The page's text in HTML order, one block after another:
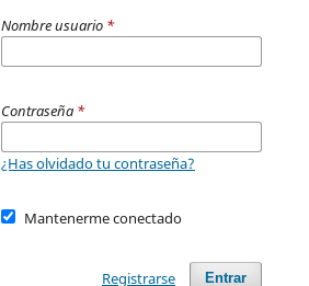
Nombre usuario *
Contraseña *
¿Has olvidado tu contraseña?
Mantenerme conectado
Entrar
Registrarse